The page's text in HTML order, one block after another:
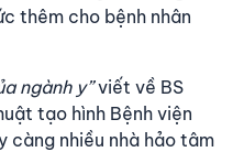
thêm cho bệnh nhân
ngành y”viết về BS
tạo hình Bệnh viện
càng nhiều nhà hảo tâm